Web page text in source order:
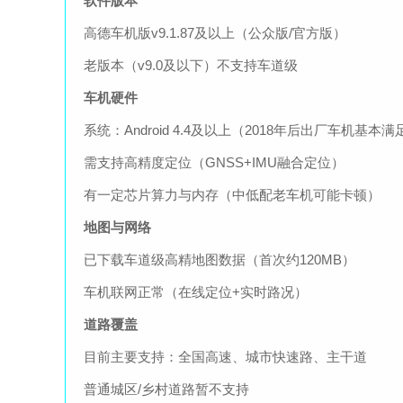
高德车机版v9.1.87及以上（公众版/官方版）
老版本（v9.0及以下）不支持车道级
车机硬件
系统：Android 4.4及以上（2018年后出厂车机基本满
需支持高精度定位（GNSS+IMU融合定位）
有一定芯片算力与内存（中低配老车机可能卡顿）
地图与网络
已下载车道级高精地图数据（首次约120MB）
车机联网正常（在线定位+实时路况）
道路覆盖
目前主要支持：全国高速、城市快速路、主干道
普通城区/乡村道路暂不支持